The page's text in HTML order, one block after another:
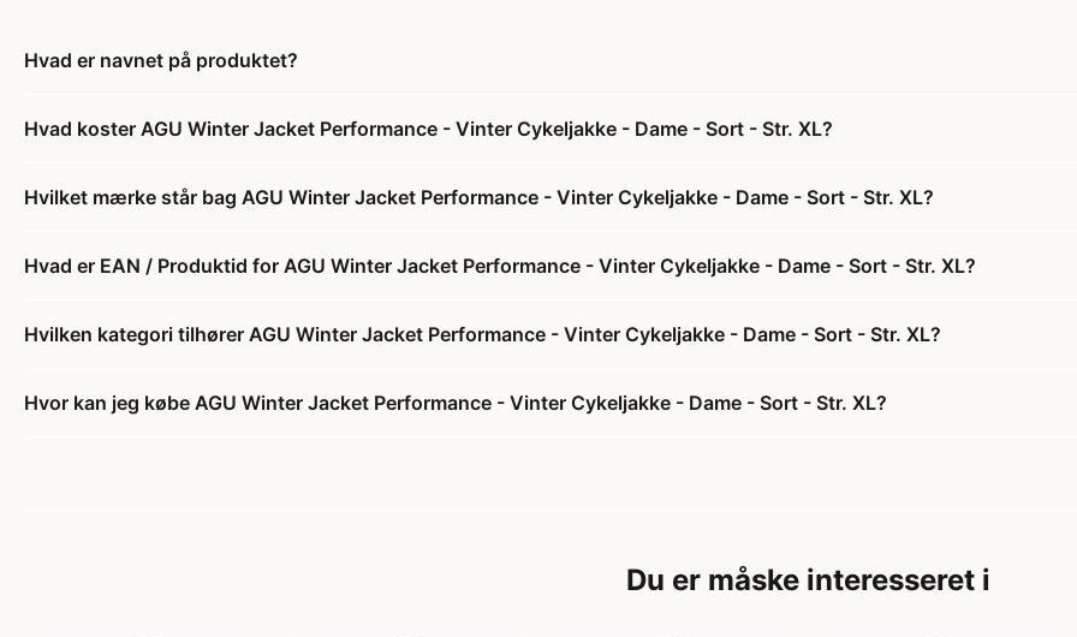
Hvad er navnet på produktet?
Hvad koster AGU Winter Jacket Performance - Vinter Cykeljakke - Dame - Sort - Str. XL?
Hvilket mærke står bag AGU Winter Jacket Performance - Vinter Cykeljakke - Dame - Sort - Str. XL?
Hvad er EAN / Produktid for AGU Winter Jacket Performance - Vinter Cykeljakke - Dame - Sort - Str. XL?
Hvilken kategori tilhører AGU Winter Jacket Performance - Vinter Cykeljakke - Dame - Sort - Str. XL?
Hvor kan jeg købe AGU Winter Jacket Performance - Vinter Cykeljakke - Dame - Sort - Str. XL?
Du er måske interesseret i